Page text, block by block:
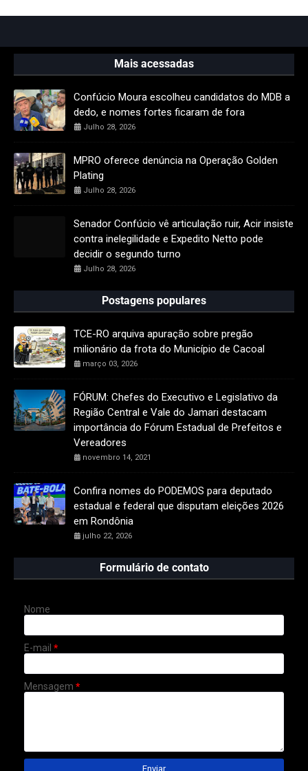
Mais acessadas
Confúcio Moura escolheu candidatos do MDB a
dedo, e nomes fortes ficaram de fora
Julho 28, 2026
MPRO oferece denúncia na Operação Golden
Plating
Julho 28, 2026
Senador Confúcio vê articulação ruir, Acir insiste
contra inelegilidade e Expedito Netto pode
decidir o segundo turno
Julho 28, 2026
Postagens populares
TCE-RO arquiva apuração sobre pregão
milionário da frota do Município de Cacoal
março 03, 2026
FÓRUM: Chefes do Executivo e Legislativo da
Região Central e Vale do Jamari destacam
importância do Fórum Estadual de Prefeitos e
Vereadores
novembro 14, 2021
Confira nomes do PODEMOS para deputado
estadual e federal que disputam eleições 2026
em Rondônia
julho 22, 2026
Formulário de contato
Nome
E-mail *
Mensagem *